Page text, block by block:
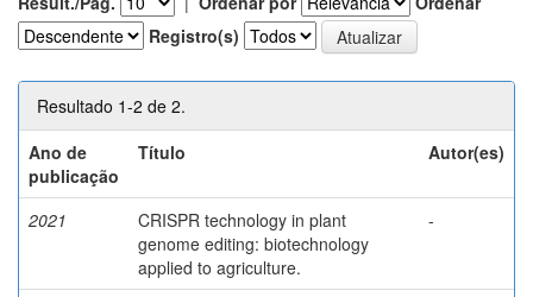
Registro(s)
Resultado 1-2 de 2.
Ano de
publicação
Título Autor(es)
2021
CRISPR technology in plant
genome editing: biotechnology
applied to agriculture.
-